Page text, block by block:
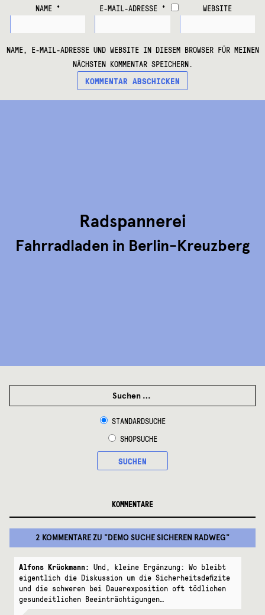
NAME * E-MAIL-ADRESSE * WEBSITE
NAME, E-MAIL-ADRESSE UND WEBSITE IN DIESEM BROWSER FÜR MEINEN
NÄCHSTEN KOMMENTAR SPEICHERN.
Radspannerei
Fahrradladen in Berlin-Kreuzberg
STANDARDSUCHE
SHOPSUCHE
SUCHEN
KOMMENTARE
2 KOMMENTAREZU "DEMO SUCHE SICHEREN RADWEG"
Alfons Krückmann: Und, kleine Ergänzung: Wo bleibt
eigentlich die Diskussion um die Sicherheitsdefizite
und die schweren bei Dauerexposition oft tödlichen
gesundeitlichen Beeinträchtigungen…